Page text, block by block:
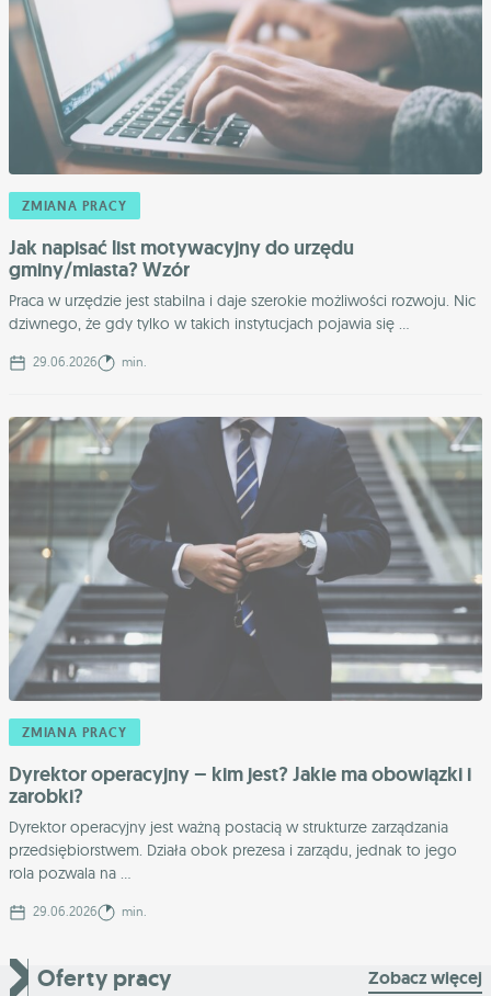
ZMIANA PRACY
Jak napisać list motywacyjny do urzędu
gminy/miasta? Wzór
Praca w urzędzie jest stabilna i daje szerokie możliwości rozwoju. Nic
dziwnego, że gdy tylko w takich instytucjach pojawia się ...
29.06.2026 min.
ZMIANA PRACY
Dyrektor operacyjny – kim jest? Jakie ma obowiązki i
zarobki?
Dyrektor operacyjny jest ważną postacią w strukturze zarządzania
przedsiębiorstwem. Działa obok prezesa i zarządu, jednak to jego
rola pozwala na ...
29.06.2026 min.
Oferty pracy Zobacz więcej